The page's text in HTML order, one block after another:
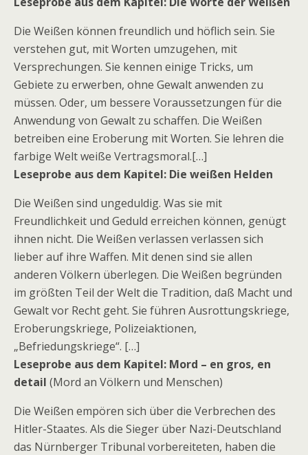
Die Weißen können freundlich und höflich sein. Sie
verstehen gut, mit Worten umzugehen, mit
Versprechungen. Sie kennen einige Tricks, um
Gebiete zu erwerben, ohne Gewalt anwenden zu
müssen. Oder, um bessere Voraussetzungen für die
Anwendung von Gewalt zu schaffen. Die Weißen
betreiben eine Eroberung mit Worten. Sie lehren die
farbige Welt weiße Vertragsmoral.[…]
Leseprobe aus dem Kapitel: Die weißen Helden
Die Weißen sind ungeduldig. Was sie mit
Freundlichkeit und Geduld erreichen können, genügt
ihnen nicht. Die Weißen verlassen verlassen sich
lieber auf ihre Waffen. Mit denen sind sie allen
anderen Völkern überlegen. Die Weißen begründen
im größten Teil der Welt die Tradition, daß Macht und
Gewalt vor Recht geht. Sie führen Ausrottungskriege,
Eroberungskriege, Polizeiaktionen,
„Befriedungskriege“. […]
Leseprobe aus dem Kapitel: Mord – en gros, en
detail (Mord an Völkern und Menschen)
Die Weißen empören sich über die Verbrechen des
Hitler-Staates. Als die Sieger über Nazi-Deutschland
das Nürnberger Tribunal vorbereiteten, haben die